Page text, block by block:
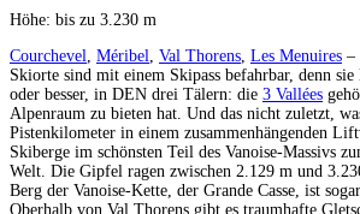
Höhe: bis zu 3.230 m
Courchevel Méribel Val Thorens Les Menuires –
Skiorte sind mit einem Skipass befahrbar, denn
oder besser, in DEN drei Tälern: die 3 Vallées
Alpenraum zu bieten hat. Und das nicht zuletzt,
Pistenkilometer in einem zusammenhängenden
Skiberge im schönsten Teil des Vanoise-Massivs
Welt. Die Gipfel ragen zwischen 2.129 m und
Berg der Vanoise-Kette, der Grande Casse, ist
Oberhalb von Val Thorens gibt es traumhafte